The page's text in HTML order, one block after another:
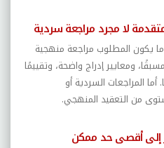
يكون المطلوب مراجعة منهجية
ومعايير إدراج واضحة، وتقييمًا
أما المراجعات السردية أو
من التعقيد المنهجي.